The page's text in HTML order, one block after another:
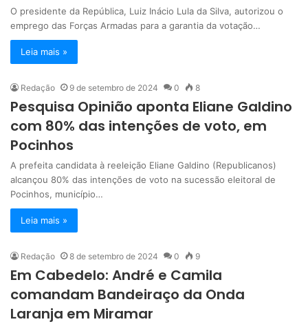
O presidente da República, Luiz Inácio Lula da Silva, autorizou o
emprego das Forças Armadas para a garantia da votação…
Leia mais »
Redação 9 de setembro de 2024 0 8
Pesquisa Opinião aponta Eliane Galdino
com 80% das intenções de voto, em
Pocinhos
A prefeita candidata à reeleição Eliane Galdino (Republicanos)
alcançou 80% das intenções de voto na sucessão eleitoral de
Pocinhos, município…
Leia mais »
Redação 8 de setembro de 2024 0 9
Em Cabedelo: André e Camila
comandam Bandeiraço da Onda
Laranja em Miramar